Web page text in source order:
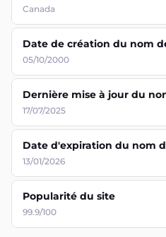
Canada
Date de création du nom
05/10/2000
Dernière mise à jour du
17/07/2025
Date d'expiration du nom
13/01/2026
Popularité du site
99.9/100